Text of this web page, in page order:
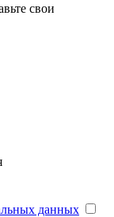
свои
данных